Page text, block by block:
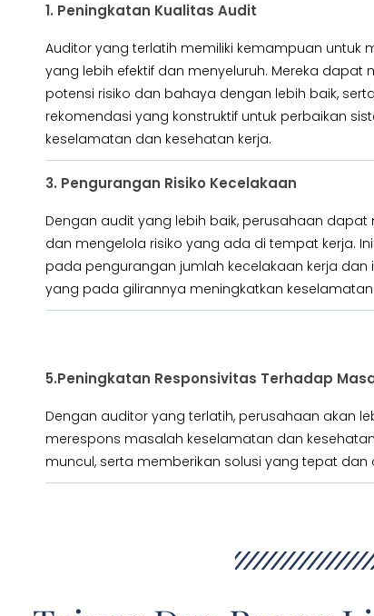
1. Peningkatan Kualitas Audit
Auditor yang terlatih memiliki kemampuan untuk
yang lebih efektif dan menyeluruh. Mereka dapat
potensi risiko dan bahaya dengan lebih baik,
rekomendasi yang konstruktif untuk perbaikan
keselamatan dan kesehatan kerja.
3. Pengurangan Risiko Kecelakaan
Dengan audit yang lebih baik, perusahaan dapat
dan mengelola risiko yang ada di tempat kerja.
pada pengurangan jumlah kecelakaan kerja dan
yang pada gilirannya meningkatkan
5.Peningkatan Responsivitas Terhadap
Dengan auditor yang terlatih, perusahaan akan
merespons masalah keselamatan dan
muncul, serta memberikan solusi yang tepat dan